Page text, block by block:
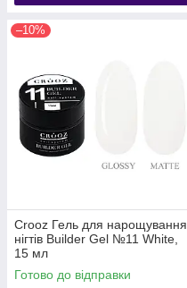
–10%
Crooz Гель для нарощування
нігтів Builder Gel №11 White,
15 мл
Готово до відправки